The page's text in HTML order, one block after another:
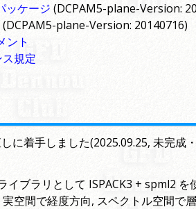
ッケージ (DCPAM5-plane-Version:
(DCPAM5-plane-Version: 20140716)
ント
規定
に着手しました(2025.09.25, 未完成
イブラリとして ISPACK3 + spml2 を
空間で経度方向, スペクトル空間で